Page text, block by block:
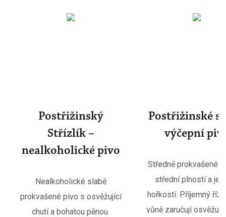
Postřižinský
Střízlík –
nealkoholické pivo
Nealkoholické slabě
prokvašené pivo s osvěžující
chutí a bohatou pěnou.
Postřižinské
výčepní
Středně prokvašené
střední plností a
hořkostí. Příjemný říz
vůně zaručují